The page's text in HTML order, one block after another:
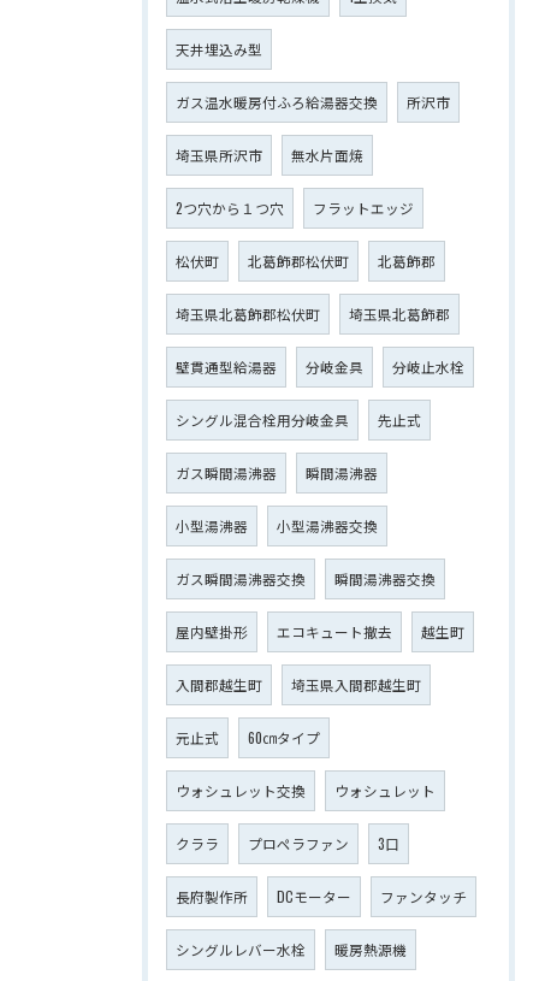
天井埋込み型
ガス温水暖房付ふろ給湯器交換 所沢市
埼玉県所沢市 無水片面焼
2つ穴から１つ穴 フラットエッジ
松伏町 北葛飾郡松伏町 北葛飾郡
埼玉県北葛飾郡松伏町 埼玉県北葛飾郡
壁貫通型給湯器 分岐金具 分岐止水栓
シングル混合栓用分岐金具 先止式
ガス瞬間湯沸器 瞬間湯沸器
小型湯沸器 小型湯沸器交換
ガス瞬間湯沸器交換 瞬間湯沸器交換
屋内壁掛形 エコキュート撤去 越生町
入間郡越生町 埼玉県入間郡越生町
元止式 60㎝タイプ
ウォシュレット交換 ウォシュレット
クララ プロペラファン 3口
長府製作所 DCモーター ファンタッチ
シングルレバー水栓 暖房熱源機